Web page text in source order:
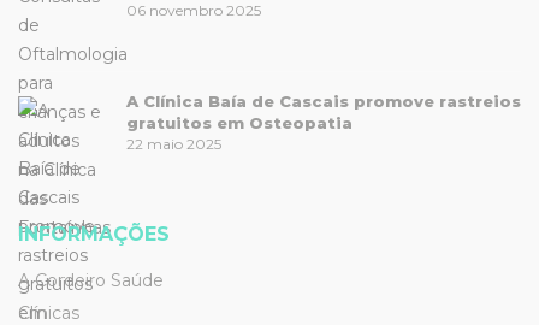
06 novembro 2025
A Clínica Baía de Cascais promove rastreios
gratuitos em Osteopatia
22 maio 2025
INFORMAÇÕES
A Cordeiro Saúde
Clínicas